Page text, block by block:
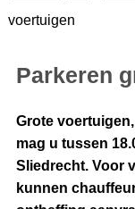
voertuigen
Parkeren
Grote
mag u tussen
Sliedrecht. Voor
kunnen